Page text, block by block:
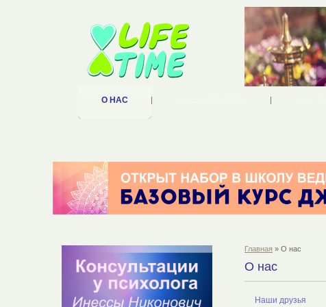
О НАС
Главная » О нас
О нас
Наши друзья